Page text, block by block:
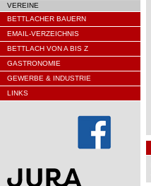
VEREINE
BETTLACHER BAUERN
EMAIL-VERZEICHNIS
BETTLACH VON A BIS Z
GASTRONOMIE
GEWERBE & INDUSTRIE
LINKS